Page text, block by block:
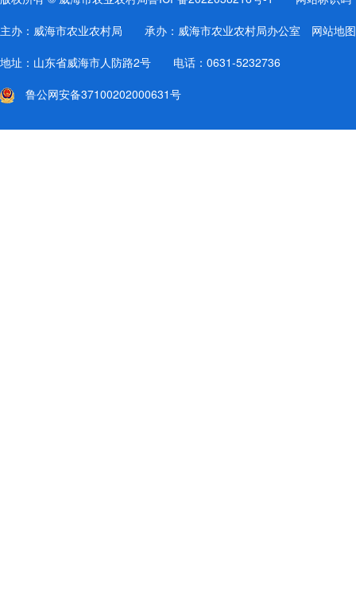
主办：威海市农业农村局 承办：威海市农业农村局办公室 网站地图
地址：山东省威海市人防路2号 电话：0631-5232736
鲁公网安备37100202000631号